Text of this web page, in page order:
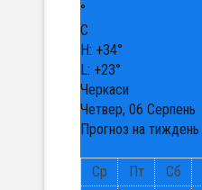
°
C
H: +34°
L: +23°
Черкаси
Четвер, 06 Серпень
Прогноз на тиждень
Ср Пт Сб